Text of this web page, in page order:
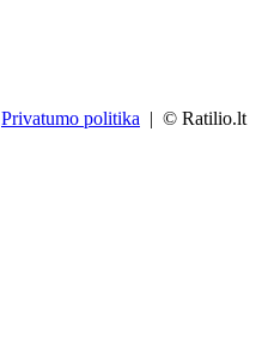
Privatumo politika | © Ratilio.lt